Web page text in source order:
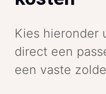
Kies hieronder
direct een
een vaste